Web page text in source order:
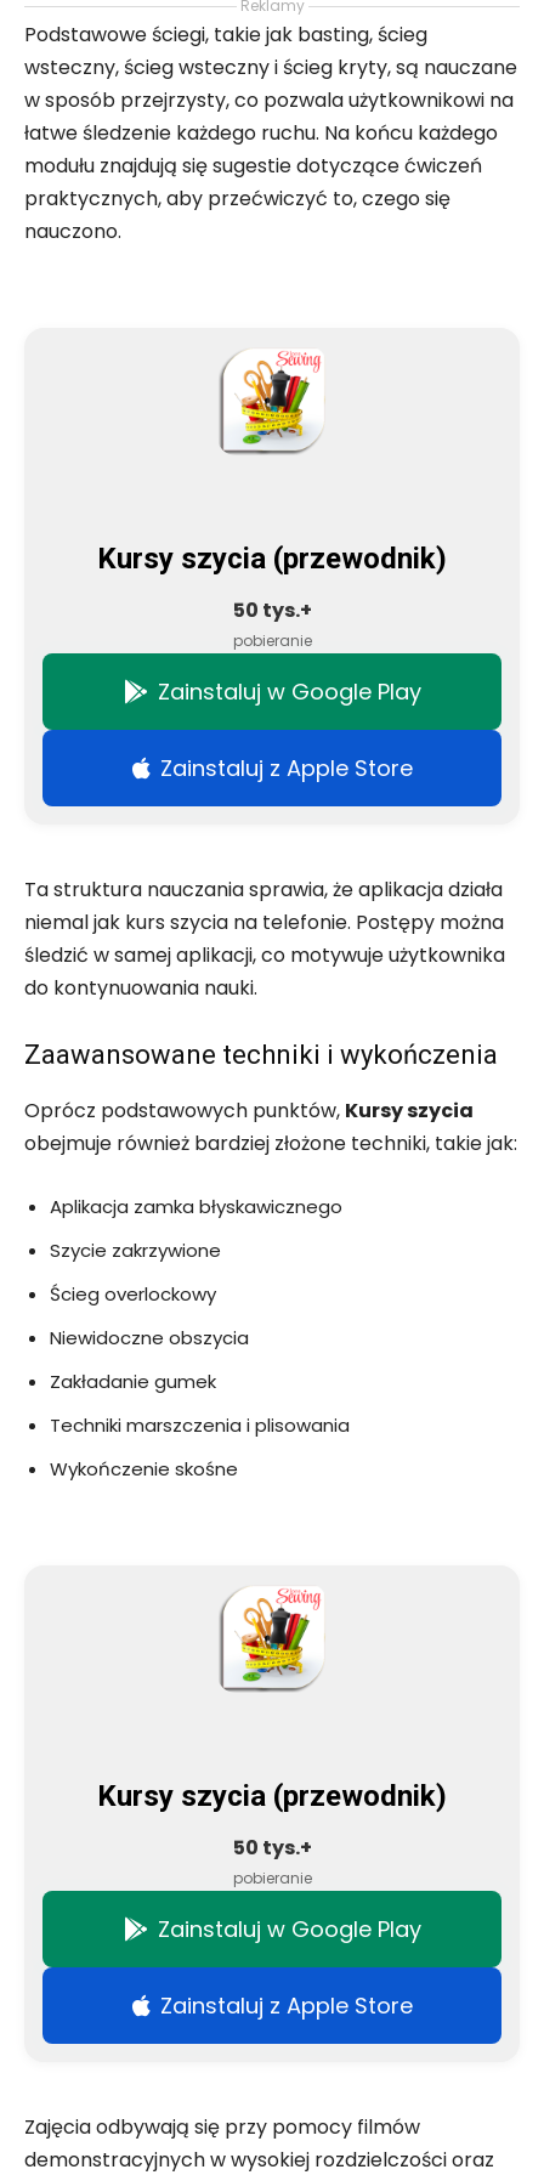
Reklamy
Podstawowe ściegi, takie jak basting, ścieg
wsteczny, ścieg wsteczny i ścieg kryty, są nauczane
w sposób przejrzysty, co pozwala użytkownikowi na
łatwe śledzenie każdego ruchu. Na końcu każdego
modułu znajdują się sugestie dotyczące ćwiczeń
praktycznych, aby przećwiczyć to, czego się
nauczono.
Kursy szycia (przewodnik)
50 tys.+
pobieranie
Zainstaluj w Google Play
Zainstaluj z Apple Store
Ta struktura nauczania sprawia, że aplikacja działa
niemal jak kurs szycia na telefonie. Postępy można
śledzić w samej aplikacji, co motywuje użytkownika
do kontynuowania nauki.
Zaawansowane techniki i wykończenia
Oprócz podstawowych punktów, Kursy szycia
obejmuje również bardziej złożone techniki, takie jak:
Aplikacja zamka błyskawicznego
Szycie zakrzywione
Ścieg overlockowy
Niewidoczne obszycia
Zakładanie gumek
Techniki marszczenia i plisowania
Wykończenie skośne
Kursy szycia (przewodnik)
50 tys.+
pobieranie
Zainstaluj w Google Play
Zainstaluj z Apple Store
Zajęcia odbywają się przy pomocy filmów
demonstracyjnych w wysokiej rozdzielczości oraz